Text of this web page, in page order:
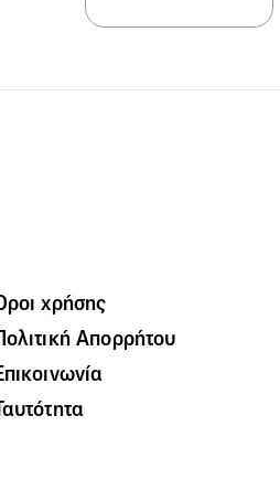
χρήσης
Απορρήτου